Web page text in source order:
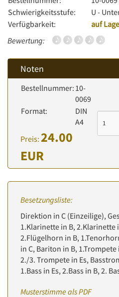
Schwierigkeitsstufe:
U -
Verfügbarkeit:
auf
Bewertung:
Noten
Bestellnummer: 10-
0069
Format:
DIN
A4
Preis: 24.00
EUR
Besetzungsliste:
Direktion in C (Einzeilige),
1.Klarinette in B, 2.Klarinette
2.Flügelhorn in B,
in C, Bariton in B,
2./3. Trompete in Es,
1.Bass in Es, 2.Bass in B, 2.
Musterstimme als PDF